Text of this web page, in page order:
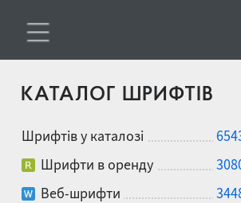
КАТАЛОГ ШРИФТІВ
Шрифтів у каталозі
Шрифти в оренду
Веб-шрифти